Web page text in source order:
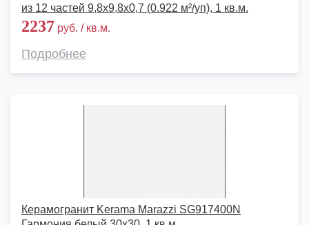
из 12 частей 9,8x9,8x0,7 (0.922 м²/уп), 1 кв.м.
2237 руб. / кв.м.
Подробнее
Керамогранит Kerama Marazzi SG917400N